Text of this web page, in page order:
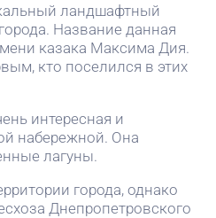
ландшафтный
Название данная
казака Максима Дия.
кто поселился в этих
интересная и
набережной. Она
лагуны.
города, однако
Днепропетровского